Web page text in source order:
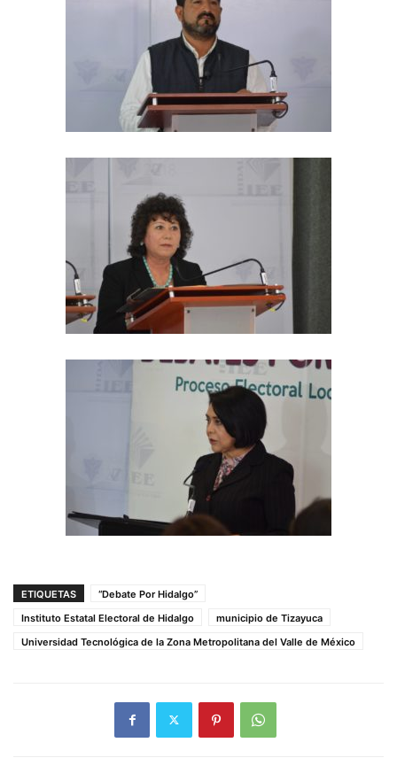
ETIQUETAS
“Debate Por Hidalgo”
Instituto Estatal Electoral de Hidalgo
municipio de Tizayuca
Universidad Tecnológica de la Zona Metropolitana del Valle de México